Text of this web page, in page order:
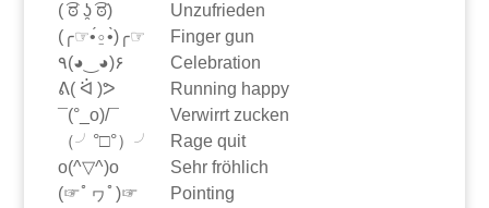
( ͡ಠ ʖ̯ ͡ಠ)
Unzufrieden
(╭☞•́⍛•̀)╭☞
Finger gun
٩(◕‿◕)۶
Celebration
ᕕ( ᐛ )ᕗ
Running happy
¯(°_o)/¯
Verwirrt zucken
（╯°□°）╯
Rage quit
o(^▽^)o
Sehr fröhlich
(☞ﾟヮﾟ)☞
Pointing